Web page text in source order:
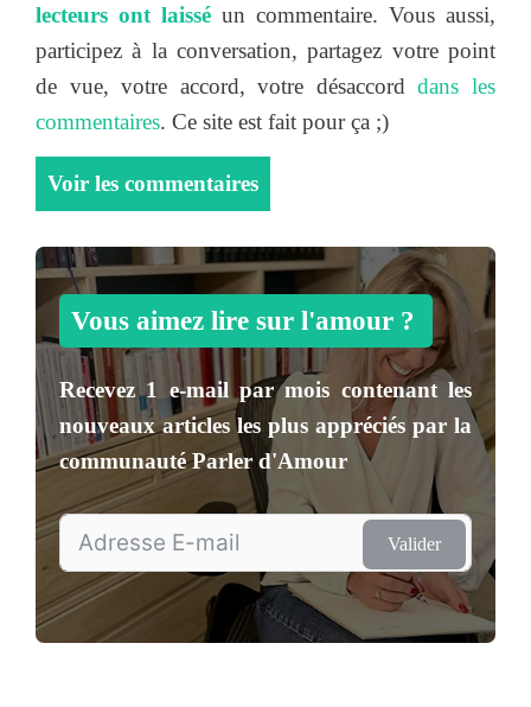
lecteurs ont laissé un commentaire. Vous aussi,
participez à la conversation, partagez votre point
de vue, votre accord, votre désaccorddans les
commentaires. Ce site est fait pour ça ;)
Voir les commentaires
Vous aimez lire sur l'amour ?
Recevez1 e-mail par mois contenant les
nouveaux articles les plus appréciés par la
communautéParler d'Amour
Valider